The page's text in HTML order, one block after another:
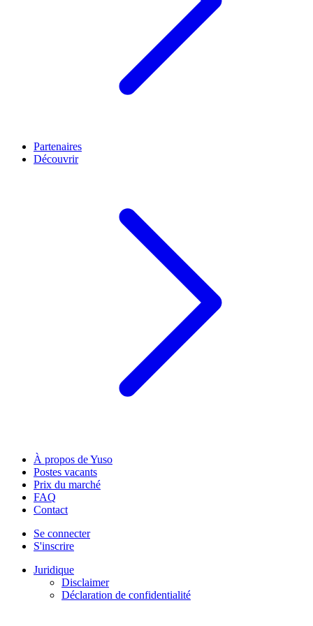
Partenaires
Découvrir
À propos de Yuso
Postes vacants
Prix du marché
FAQ
Contact
Se connecter
S'inscrire
Juridique
Disclaimer
Déclaration de confidentialité